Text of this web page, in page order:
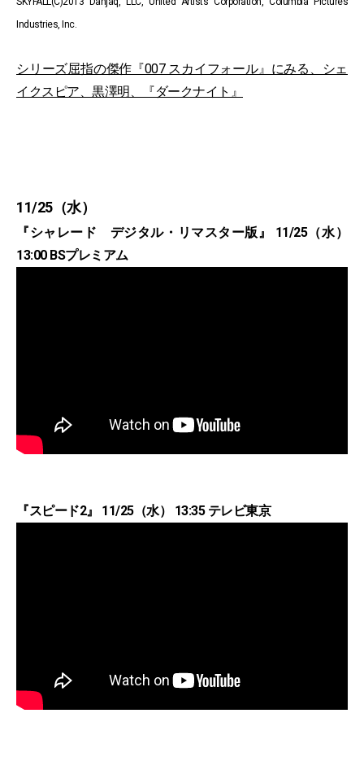
Industries, Inc.
シリーズ屈指の傑作『007 スカイフォール』にみる、シェ
イクスピア、黒澤明、『ダークナイト』
11/25（水）
『シャレード デジタル・リマスター版』 11/25（水）
13:00 BSプレミアム
『スピード2』 11/25（水） 13:35 テレビ東京